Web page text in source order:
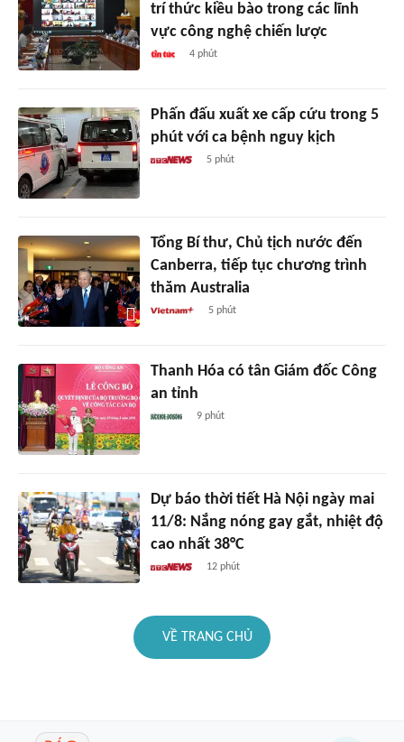
trí thức kiều bào trong các lĩnh
vực công nghệ chiến lược
4 phút
Phấn đấu xuất xe cấp cứu trong 5
phút với ca bệnh nguy kịch
5 phút
Tổng Bí thư, Chủ tịch nước đến
Canberra, tiếp tục chương trình
thăm Australia
5 phút
Thanh Hóa có tân Giám đốc Công
an tỉnh
9 phút
Dự báo thời tiết Hà Nội ngày mai
11/8: Nắng nóng gay gắt, nhiệt độ
cao nhất 38°C
12 phút
VỀ TRANG CHỦ